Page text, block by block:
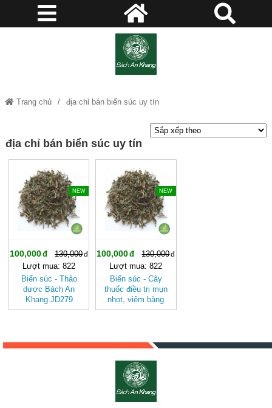
Trang chủ địa chỉ bán biển súc uy tín
địa chỉ bán biển súc uy tín
NEW
100,000
130,000
Lượt mua: 822
Biển súc - Thảo
dược Bách An
Khang JD279
biensuc
NEW
100,000
130,000
Lượt mua: 822
Biển súc - Cây
thuốc điều trị mụn
nhọt, viêm bàng
quang và sỏi thận